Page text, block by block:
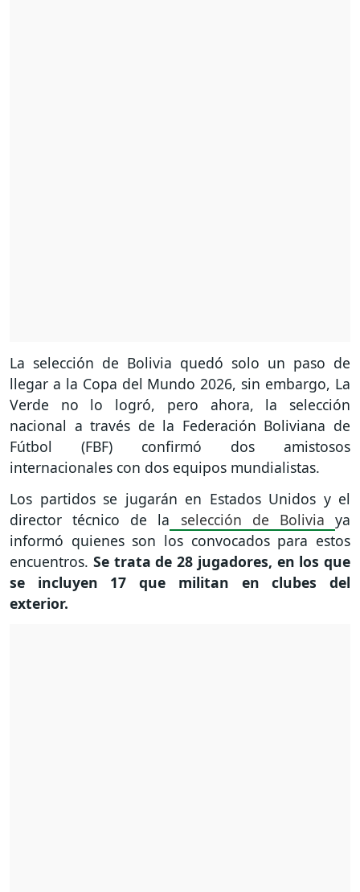
La selección de Bolivia quedó solo un paso de
llegar a la Copa del Mundo 2026, sin embargo, La
Verde no lo logró, pero ahora, la selección
nacional a través de la Federación Boliviana de
Fútbol (FBF) confirmó dos amistosos
internacionales con dos equipos mundialistas.
Los partidos se jugarán en Estados Unidos y el
director técnico de la selección de Boliviaya
informó quienes son los convocados para estos
encuentros. Se trata de 28 jugadores, en los que
se incluyen 17 que militan en clubes del
exterior.